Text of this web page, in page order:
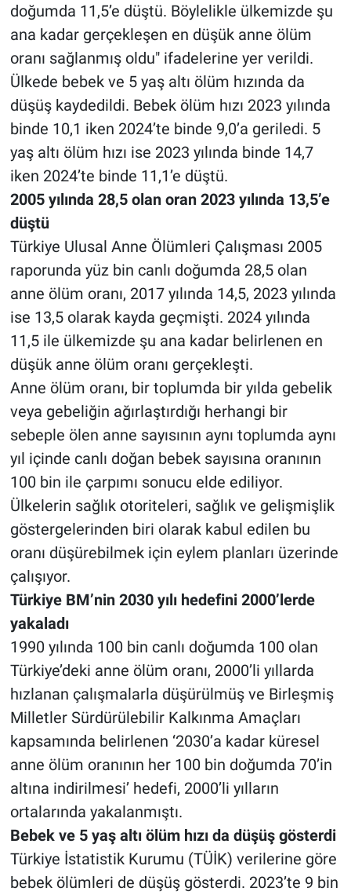
doğumda 11,5’e düştü. Böylelikle ülkemizde şu
ana kadar gerçekleşen en düşük anne ölüm
oranı sağlanmış oldu" ifadelerine yer verildi.
Ülkede bebek ve 5 yaş altı ölüm hızında da
düşüş kaydedildi. Bebek ölüm hızı 2023 yılında
binde 10,1 iken 2024’te binde 9,0’a geriledi. 5
yaş altı ölüm hızı ise 2023 yılında binde 14,7
iken 2024’te binde 11,1’e düştü.
2005 yılında 28,5 olan oran 2023 yılında 13,5’e
düştü
Türkiye Ulusal Anne Ölümleri Çalışması 2005
raporunda yüz bin canlı doğumda 28,5 olan
anne ölüm oranı, 2017 yılında 14,5, 2023 yılında
ise 13,5 olarak kayda geçmişti. 2024 yılında
11,5 ile ülkemizde şu ana kadar belirlenen en
düşük anne ölüm oranı gerçekleşti.
Anne ölüm oranı, bir toplumda bir yılda gebelik
veya gebeliğin ağırlaştırdığı herhangi bir
sebeple ölen anne sayısının aynı toplumda aynı
yıl içinde canlı doğan bebek sayısına oranının
100 bin ile çarpımı sonucu elde ediliyor.
Ülkelerin sağlık otoriteleri, sağlık ve gelişmişlik
göstergelerinden biri olarak kabul edilen bu
oranı düşürebilmek için eylem planları üzerinde
çalışıyor.
Türkiye BM’nin 2030 yılı hedefini 2000’lerde
yakaladı
1990 yılında 100 bin canlı doğumda 100 olan
Türkiye’deki anne ölüm oranı, 2000’li yıllarda
hızlanan çalışmalarla düşürülmüş ve Birleşmiş
Milletler Sürdürülebilir Kalkınma Amaçları
kapsamında belirlenen ‘2030’a kadar küresel
anne ölüm oranının her 100 bin doğumda 70’in
altına indirilmesi’ hedefi, 2000’li yılların
ortalarında yakalanmıştı.
Bebek ve 5 yaş altı ölüm hızı da düşüş gösterdi
Türkiye İstatistik Kurumu (TÜİK) verilerine göre
bebek ölümleri de düşüş gösterdi. 2023’te 9 bin